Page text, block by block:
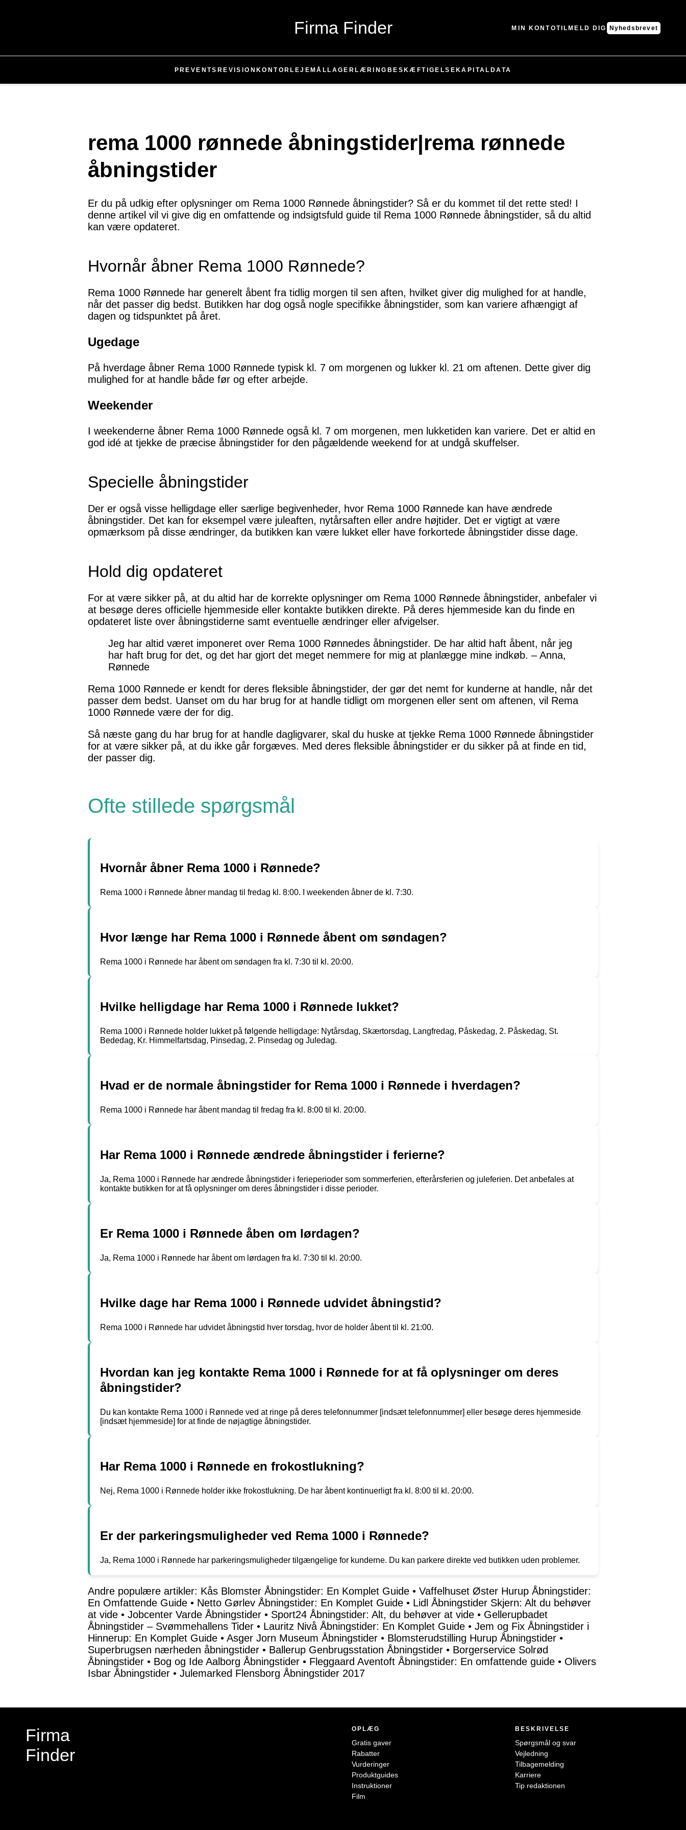
Firma Finder MIN KONTOTILMELD DIG Nyhedsbrevet
PR EVENTS REVISION KONTOR LEJEMÅL LAGER LÆRING BESKÆFTIGELSE KAPITAL DATA
rema 1000 rønnede åbningstider|rema rønnede
åbningstider
Er du på udkig efter oplysninger om Rema 1000 Rønnede åbningstider? Så er du kommet til det rette sted! I
denne artikel vil vi give dig en omfattende og indsigtsfuld guide til Rema 1000 Rønnede åbningstider, så du altid
kan være opdateret.
Hvornår åbner Rema 1000 Rønnede?
Rema 1000 Rønnede har generelt åbent fra tidlig morgen til sen aften, hvilket giver dig mulighed for at handle,
når det passer dig bedst. Butikken har dog også nogle specifikke åbningstider, som kan variere afhængigt af
dagen og tidspunktet på året.
Ugedage
På hverdage åbner Rema 1000 Rønnede typisk kl. 7 om morgenen og lukker kl. 21 om aftenen. Dette giver dig
mulighed for at handle både før og efter arbejde.
Weekender
I weekenderne åbner Rema 1000 Rønnede også kl. 7 om morgenen, men lukketiden kan variere. Det er altid en
god idé at tjekke de præcise åbningstider for den pågældende weekend for at undgå skuffelser.
Specielle åbningstider
Der er også visse helligdage eller særlige begivenheder, hvor Rema 1000 Rønnede kan have ændrede
åbningstider. Det kan for eksempel være juleaften, nytårsaften eller andre højtider. Det er vigtigt at være
opmærksom på disse ændringer, da butikken kan være lukket eller have forkortede åbningstider disse dage.
Hold dig opdateret
For at være sikker på, at du altid har de korrekte oplysninger om Rema 1000 Rønnede åbningstider, anbefaler vi
at besøge deres officielle hjemmeside eller kontakte butikken direkte. På deres hjemmeside kan du finde en
opdateret liste over åbningstiderne samt eventuelle ændringer eller afvigelser.
Jeg har altid været imponeret over Rema 1000 Rønnedes åbningstider. De har altid haft åbent, når jeg
har haft brug for det, og det har gjort det meget nemmere for mig at planlægge mine indkøb. – Anna,
Rønnede
Rema 1000 Rønnede er kendt for deres fleksible åbningstider, der gør det nemt for kunderne at handle, når det
passer dem bedst. Uanset om du har brug for at handle tidligt om morgenen eller sent om aftenen, vil Rema
1000 Rønnede være der for dig.
Så næste gang du har brug for at handle dagligvarer, skal du huske at tjekke Rema 1000 Rønnede åbningstider
for at være sikker på, at du ikke går forgæves. Med deres fleksible åbningstider er du sikker på at finde en tid,
der passer dig.
Ofte stillede spørgsmål
Hvornår åbner Rema 1000 i Rønnede?
Rema 1000 i Rønnede åbner mandag til fredag kl. 8:00. I weekenden åbner de kl. 7:30.
Hvor længe har Rema 1000 i Rønnede åbent om søndagen?
Rema 1000 i Rønnede har åbent om søndagen fra kl. 7:30 til kl. 20:00.
Hvilke helligdage har Rema 1000 i Rønnede lukket?
Rema 1000 i Rønnede holder lukket på følgende helligdage: Nytårsdag, Skærtorsdag, Langfredag, Påskedag, 2. Påskedag, St.
Bededag, Kr. Himmelfartsdag, Pinsedag, 2. Pinsedag og Juledag.
Hvad er de normale åbningstider for Rema 1000 i Rønnede i hverdagen?
Rema 1000 i Rønnede har åbent mandag til fredag fra kl. 8:00 til kl. 20:00.
Har Rema 1000 i Rønnede ændrede åbningstider i ferierne?
Ja, Rema 1000 i Rønnede har ændrede åbningstider i ferieperioder som sommerferien, efterårsferien og juleferien. Det anbefales at
kontakte butikken for at få oplysninger om deres åbningstider i disse perioder.
Er Rema 1000 i Rønnede åben om lørdagen?
Ja, Rema 1000 i Rønnede har åbent om lørdagen fra kl. 7:30 til kl. 20:00.
Hvilke dage har Rema 1000 i Rønnede udvidet åbningstid?
Rema 1000 i Rønnede har udvidet åbningstid hver torsdag, hvor de holder åbent til kl. 21:00.
Hvordan kan jeg kontakte Rema 1000 i Rønnede for at få oplysninger om deres
åbningstider?
Du kan kontakte Rema 1000 i Rønnede ved at ringe på deres telefonnummer [indsæt telefonnummer] eller besøge deres hjemmeside
[indsæt hjemmeside] for at finde de nøjagtige åbningstider.
Har Rema 1000 i Rønnede en frokostlukning?
Nej, Rema 1000 i Rønnede holder ikke frokostlukning. De har åbent kontinuerligt fra kl. 8:00 til kl. 20:00.
Er der parkeringsmuligheder ved Rema 1000 i Rønnede?
Ja, Rema 1000 i Rønnede har parkeringsmuligheder tilgængelige for kunderne. Du kan parkere direkte ved butikken uden problemer.
Andre populære artikler: Kås Blomster Åbningstider: En Komplet Guide • Vaffelhuset Øster Hurup Åbningstider:
En Omfattende Guide • Netto Gørlev Åbningstider: En Komplet Guide • Lidl Åbningstider Skjern: Alt du behøver
at vide • Jobcenter Varde Åbningstider • Sport24 Åbningstider: Alt, du behøver at vide • Gellerupbadet
Åbningstider – Svømmehallens Tider • Lauritz Nivå Åbningstider: En Komplet Guide • Jem og Fix Åbningstider i
Hinnerup: En Komplet Guide • Asger Jorn Museum Åbningstider • Blomsterudstilling Hurup Åbningstider •
Superbrugsen nærheden åbningstider • Ballerup Genbrugsstation Åbningstider • Borgerservice Solrød
Åbningstider • Bog og Ide Aalborg Åbningstider • Fleggaard Aventoft Åbningstider: En omfattende guide • Olivers
Isbar Åbningstider • Julemarked Flensborg Åbningstider 2017
Firma
Finder
OPLÆG
Gratis gaver
Rabatter
Vurderinger
Produktguides
Instruktioner
Film
BESKRIVELSE
Spørgsmål og svar
Vejledning
Tilbagemelding
Karriere
Tip redaktionen